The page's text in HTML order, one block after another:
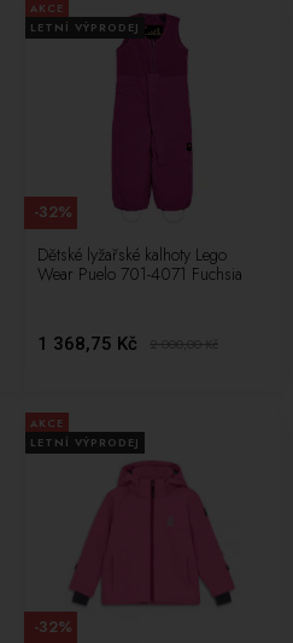
AKCE
LETNÍ VÝPRODEJ
Dětské lyžařské kalhoty Lego
Wear Puelo 701-4071 Fuchsia
1 368,75 Kč 2 000,00Kč
-32%
AKCE
LETNÍ VÝPRODEJ
-32%